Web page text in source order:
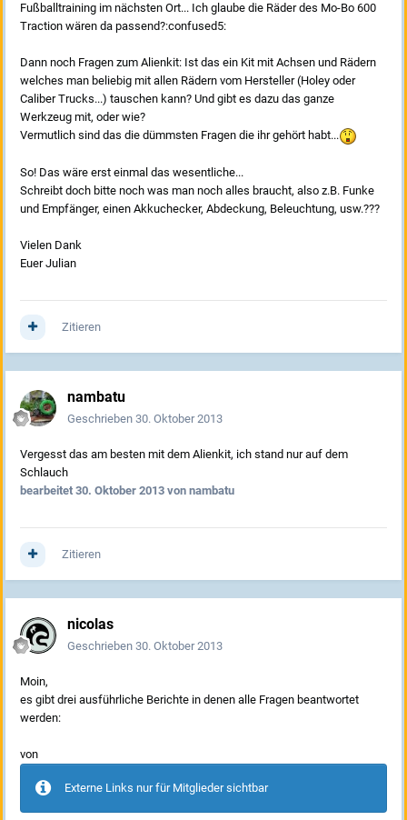
Fußballtraining im nächsten Ort... Ich glaube die Räder des Mo-Bo 600
Traction wären da passend?:confused5:
Dann noch Fragen zum Alienkit: Ist das ein Kit mit Achsen und Rädern
welches man beliebig mit allen Rädern vom Hersteller (Holey oder
Caliber Trucks...) tauschen kann? Und gibt es dazu das ganze
Werkzeug mit, oder wie?
Vermutlich sind das die dümmsten Fragen die ihr gehört habt...
So! Das wäre erst einmal das wesentliche...
Schreibt doch bitte noch was man noch alles braucht, also z.B. Funke
und Empfänger, einen Akkuchecker, Abdeckung, Beleuchtung, usw.???
Vielen Dank
Euer Julian
Zitieren
nambatu
Geschrieben 30. Oktober 2013
Vergesst das am besten mit dem Alienkit, ich stand nur auf dem
Schlauch
bearbeitet 30. Oktober 2013 von nambatu
Zitieren
nicolas
Geschrieben 30. Oktober 2013
Moin,
es gibt drei ausführliche Berichte in denen alle Fragen beantwortet
werden:
von
Externe Links nur für Mitglieder sichtbar